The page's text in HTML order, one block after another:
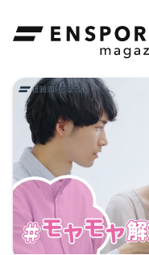
ENSPORTS